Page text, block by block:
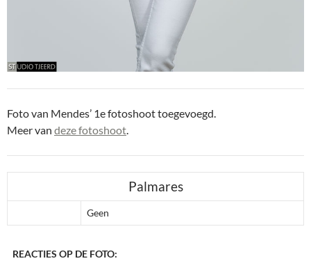
Foto van Mendes’ 1e fotoshoot toegevoegd.
Meer van deze fotoshoot.
Palmares
Geen
REACTIES OP DE FOTO: